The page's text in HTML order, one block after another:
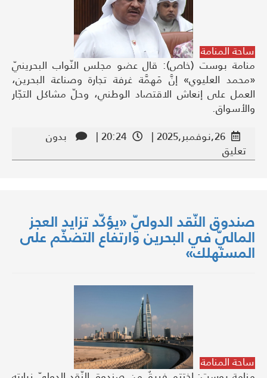
ساحة المنامة
منامة بوست (خاص): قال عضو مجلس النّواب البحرينيّ
«محمد العليوي» إنَّ مَهمَّة غرفة تجارة وصناعة البحرين،
العمل على إنعاش الاقتصاد الوطني، وحلّ مشاكل التجّار
والأسواق.
26,نوفمبر,2025 |
20:24 |
بدون
تعليق
صندوق النّقد الدوليّ «يؤكّد تزايد العجز
الماليّ في البحرين وارتفاع التضخّم على
المستهلك»
ساحة المنامة